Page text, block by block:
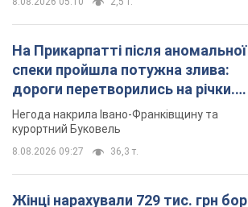
за газ через покази зіпсованого
лічильника: суддя ухвалив
неочікуване рішення
Чи треба платити борг через донарахування
8.08.2026 14:43 31,8 т.